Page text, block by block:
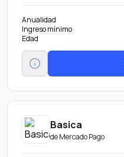
Anualidad
Ingreso mínimo
Edad
Basica
deMercado Pago